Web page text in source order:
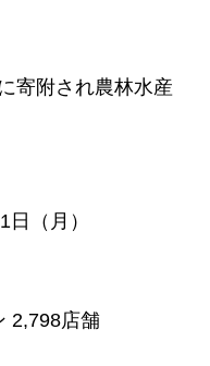
寄附され農林水産
（月）
2,798店舗